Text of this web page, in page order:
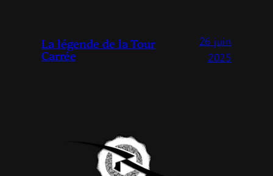
La légende de la Tour
Carrée
26 juin
2025